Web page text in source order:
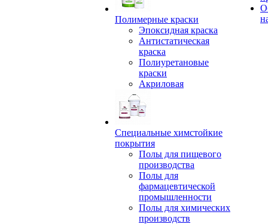
Полимерные краски
Эпоксидная краска
Антистатическая
краска
Полиуретановые
краски
Акриловая
Специальные химстойкие
покрытия
Полы для пищевого
производства
Полы для
фармацевтической
промышленности
Полы для химических
производств